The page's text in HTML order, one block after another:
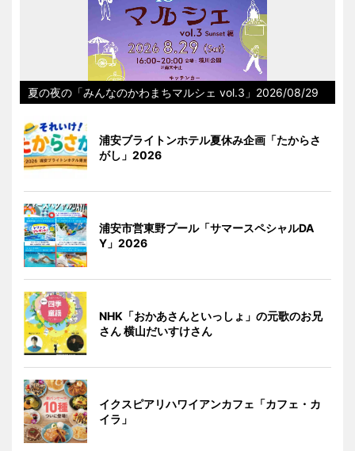
夏の夜の「みんなのかわまちマルシェ vol.3」2026/08/29
浦安ブライトンホテル夏休み企画「たからさ
がし」2026
浦安市営東野プール「サマースペシャルDA
Y」2026
NHK「おかあさんといっしょ」の元歌のお兄
さん 横山だいすけさん
イクスピアリハワイアンカフェ「カフェ・カ
イラ」